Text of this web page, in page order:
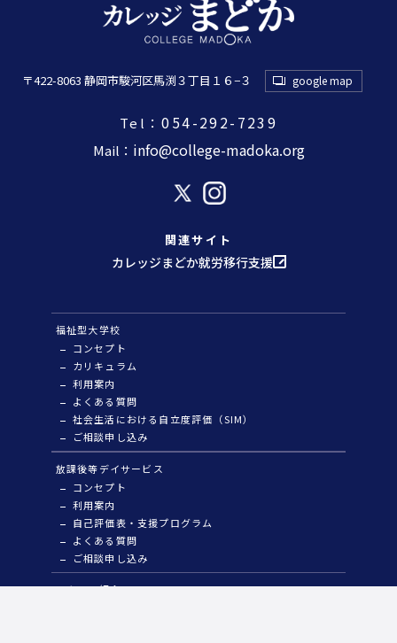
〒422-8063 静岡市駿河区馬渕３丁目１６−３ google map
Tel：054-292-7239
Mail： info@college-madoka.org
関連サイト
カレッジまどか就労移行支援
福祉型大学校
コンセプト
カリキュラム
利用案内
よくある質問
社会生活における自立度評価（SIM）
ご相談申し込み
放課後等デイサービス
コンセプト
利用案内
自己評価表・支援プログラム
よくある質問
ご相談申し込み
スタッフ紹介